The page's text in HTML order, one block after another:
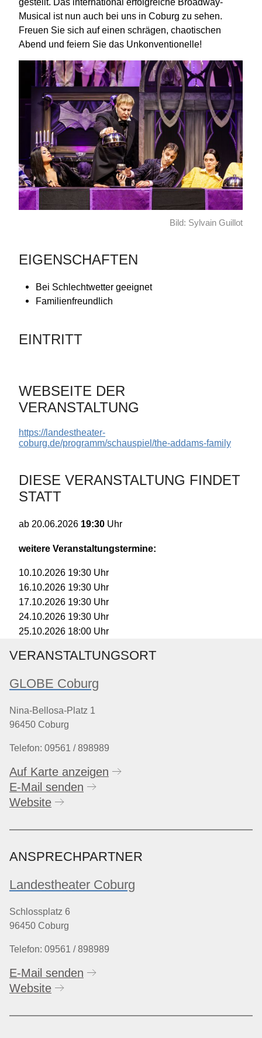
Musical ist nun auch bei uns in Coburg zu sehen.
Freuen Sie sich auf einen schrägen, chaotischen
Abend und feiern Sie das Unkonventionelle!
Bild: Sylvain Guillot
EIGENSCHAFTEN
Bei Schlechtwetter geeignet
Familienfreundlich
EINTRITT
WEBSEITE DER
VERANSTALTUNG
https://landestheater-
coburg.de/programm/schauspiel/the-addams-family
DIESE VERANSTALTUNG FINDET
STATT
ab 20.06.2026 19:30 Uhr
weitere Veranstaltungstermine:
10.10.2026 19:30 Uhr
16.10.2026 19:30 Uhr
17.10.2026 19:30 Uhr
24.10.2026 19:30 Uhr
25.10.2026 18:00 Uhr
VERANSTALTUNGSORT
GLOBE Coburg
Nina-Bellosa-Platz 1
96450 Coburg
Telefon: 09561 / 898989
Auf Karte anzeigen
E-Mail senden
Website
ANSPRECHPARTNER
Landestheater Coburg
Schlossplatz 6
96450 Coburg
Telefon: 09561 / 898989
E-Mail senden
Website